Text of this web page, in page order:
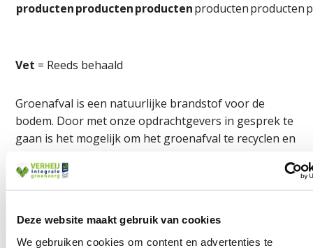
Deze website maakt gebruik van cookies
We gebruiken cookies om content en advertenties te
productenproductenproductenproductenproducten
Vet = Reeds behaald
Groenafval is een natuurlijke brandstof voor de
bodem. Door met onze opdrachtgevers in gesprek te
gaan is het mogelijk om het groenafval te recyclen en
circulariteit direct toegepast.
DOELSTELLING GROENAFVAL